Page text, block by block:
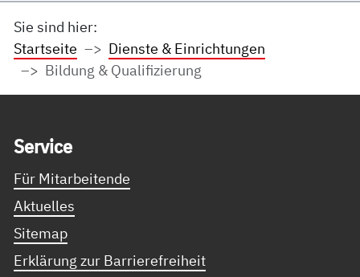
Sie sind hier:
Startseite
Dienste & Einrichtungen
Bildung & Qualifizierung
Ser­vice
Für Mitarbeitende
Aktuelles
Sitemap
Erklärung zur Barrierefreiheit